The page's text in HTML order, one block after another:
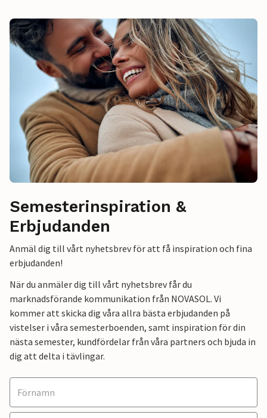
Semesterinspiration &
Erbjudanden
Anmäl dig till vårt nyhetsbrev för att få inspiration och fina
erbjudanden!
När du anmäler dig till vårt nyhetsbrev får du
marknadsförande kommunikation från NOVASOL. Vi
kommer att skicka dig våra allra bästa erbjudanden på
vistelser i våra semesterboenden, samt inspiration för din
nästa semester, kundfördelar från våra partners och bjuda in
dig att delta i tävlingar.